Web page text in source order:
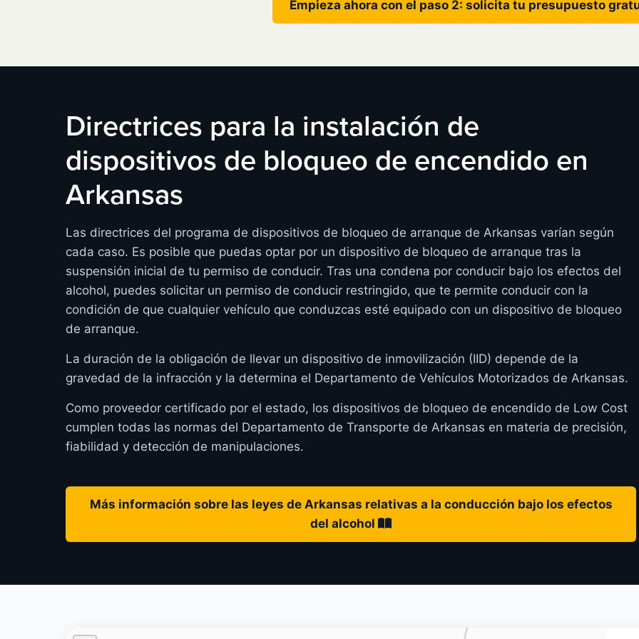
Empieza ahora con el paso 2: solicita tu presupuesto
Directrices para la instalación de
dispositivos de bloqueo de encendido en
Arkansas
Las directrices del programa de dispositivos de bloqueo de arranque de Arkansas varían según
cada caso. Es posible que puedas optar por un dispositivo de bloqueo de arranque tras la
suspensión inicial de tu permiso de conducir. Tras una condena por conducir bajo los efectos del
alcohol, puedes solicitar un permiso de conducir restringido, que te permite conducir con la
condición de que cualquier vehículo que conduzcas esté equipado con un dispositivo de bloqueo
de arranque.
La duración de la obligación de llevar un dispositivo de inmovilización (IID) depende de la
gravedad de la infracción y la determina el Departamento de Vehículos Motorizados de Arkansas.
Como proveedor certificado por el estado, los dispositivos de bloqueo de encendido de Low Cost
cumplen todas las normas del Departamento de Transporte de Arkansas en materia de precisión,
fiabilidad y detección de manipulaciones.
Más información sobre las leyes de Arkansas relativas a la conducción bajo los efectos
del alcohol